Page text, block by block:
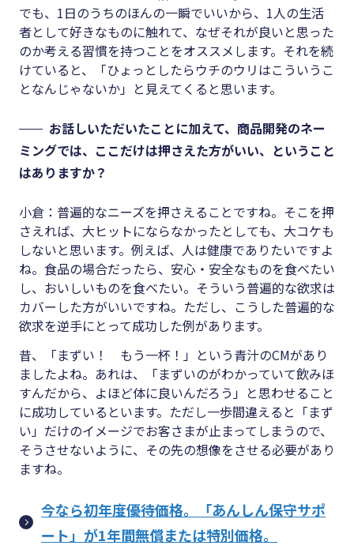
でも、1日のうちのほんの一瞬でいいから、1人の生活
者として好きなものに触れて、なぜそれが良いと思った
のか考える習慣を持つことをオススメします。それを続
けていると、「ひょっとしたらウチのウリはこういうこ
となんじゃないか」と見えてくると思います。
お話しいただいたことに加えて、商品開発のネー
ミングでは、ここだけは押さえた方がいい、ということ
はありますか？
小倉：普遍的なニーズを押さえることですね。そこを押
さえれば、大ヒットにならなかったとしても、大コケも
しないと思います。例えば、人は健康でありたいですよ
ね。食品の場合だったら、安心・安全なものを食べたい
し、おいしいものを食べたい。そういう普遍的な欲求は
カバーした方がいいですね。ただし、こうした普遍的な
欲求を逆手にとって成功した例があります。
昔、「まずい！ もう一杯！」という青汁のCMがあり
ましたよね。あれは、「まずいのがわかっていて飲みほ
すんだから、よほど体に良いんだろう」と思わせること
に成功しているといます。ただし一歩間違えると「まず
い」だけのイメージでお客さまが止まってしまうので、
そうさせないように、その先の想像をさせる必要があり
ますね。
今なら初年度優待価格。「あんしん保守サポ
ート」が1年間無償または特別価格。